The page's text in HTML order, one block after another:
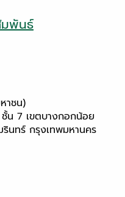
มพันธ์
าชน)
น 7 เขตบางกอกน้อย
ทร์ กรุงเทพมหานคร